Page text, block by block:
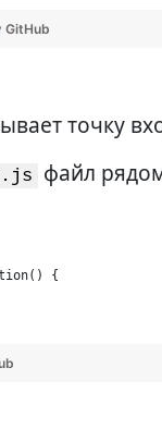
GitHub
точку
файл
{